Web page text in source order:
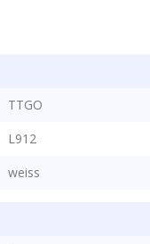
TTGO
L912
weiss